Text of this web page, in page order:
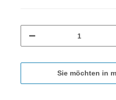
Sie möchten in